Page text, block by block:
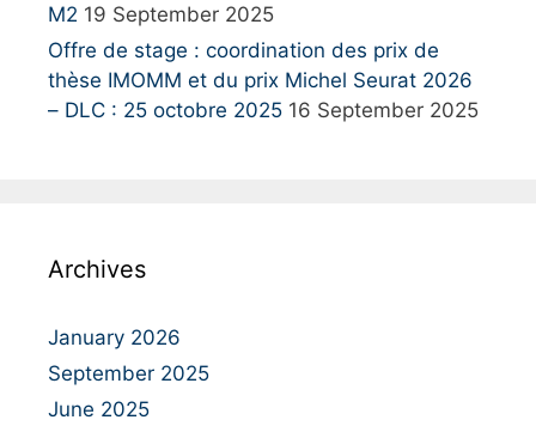
M2 19 September 2025
Offre de stage : coordination des prix de
thèse IMOMM et du prix Michel Seurat 2026
– DLC : 25 octobre 2025 16 September 2025
Archives
January 2026
September 2025
June 2025